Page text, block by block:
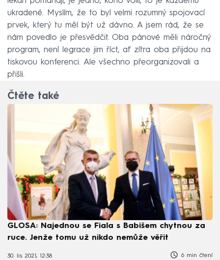
ukradené. Myslím, že to byl velmi rozumný spojovací
prvek, který tu měl být už dávno. A jsem rád, že se
nám povedlo je přesvědčit. Oba pánové měli náročný
program, není legrace jim říct, ať zítra oba přijdou na
tiskovou konferenci. Ale všechno přeorganizovali a
přišli.
Čtěte také
GLOSA: Najednou se Fiala s Babišem chytnou za
ruce. Jenže tomu už nikdo nemůže věřit
30. lis 2021, 12:38 6 min čtení